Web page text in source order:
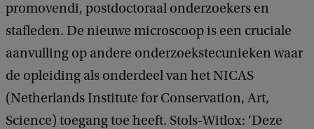
promovendi, postdoctoraal onderzoekers en
stafleden. De nieuwe microscoop is een cruciale
aanvulling op andere onderzoekstecunieken waar
de opleiding als onderdeel van het NICAS
(Netherlands Institute for Conservation, Art,
Science) toegang toe heeft. Stols-Witlox: ‘Deze